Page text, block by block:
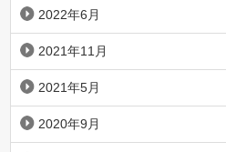
2022年6月
2021年11月
2021年5月
2020年9月